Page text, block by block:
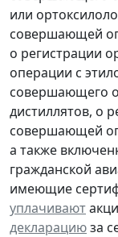
или
совершающей
о регистрации
операции с
совершающего
дистиллятов, о
совершающей
а также
гражданской
имеющие
уплачивают
декларациюза